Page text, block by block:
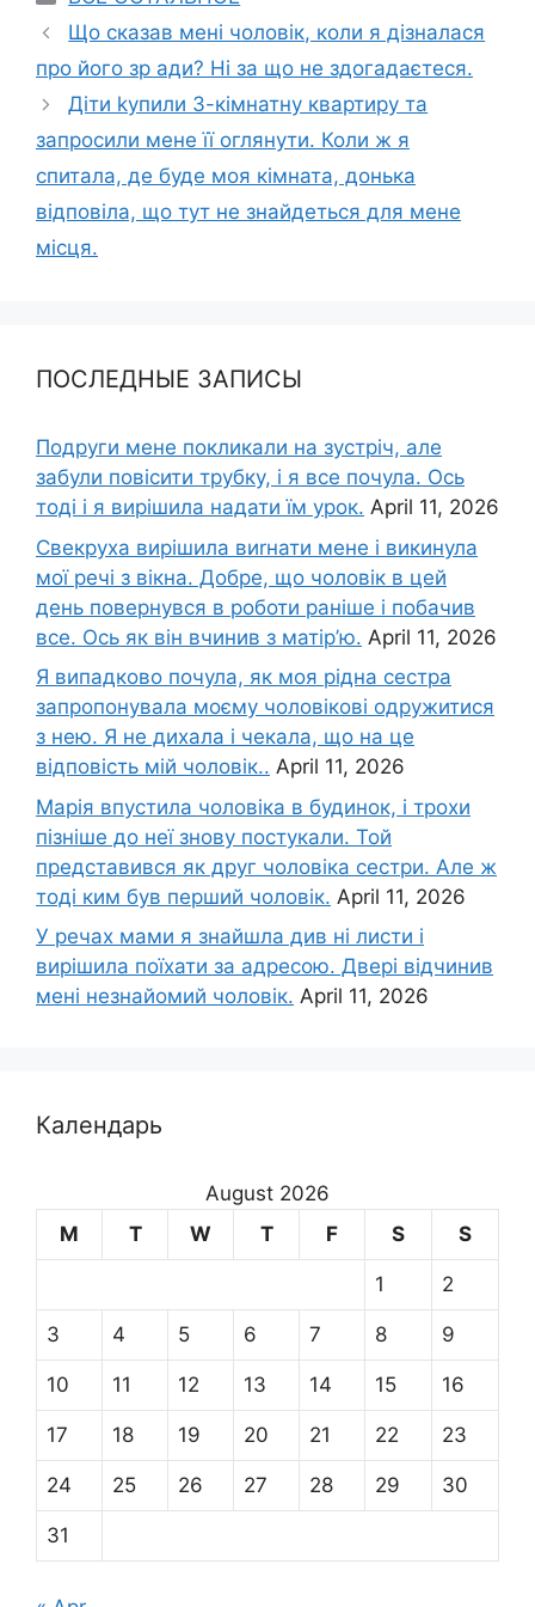
Що сказав мені чоловік, коли я дізналася
про його зр ади? Ні за що не здогадаєтеся.
Діти kупили 3-кімнатну квартиру та
запросили мене її оглянути. Коли ж я
спитала, де буде моя кімната, донька
відповіла, що тут не знайдеться для мене
місця.
ПОСЛЕДНЫЕ ЗАПИСЫ
Подруги мене покликали на зустріч, але
забули повісити трубку, і я все почула. Ось
тоді і я вирішила надати їм урок. April 11, 2026
Свекруха вирішила виrнати мене і викинула
мої речі з вікна. Добре, що чоловік в цей
день повернувся в роботи раніше і побачив
все. Ось як він вчинив з матір’ю. April 11, 2026
Я випадково почула, як моя рідна сестра
запропонувала моєму чоловікові одружитися
з нею. Я не дихала і чекала, що на це
відповість мій чоловік.. April 11, 2026
Марія впустила чоловіка в будинок, і трохи
пізніше до неї знову постукали. Той
представився як друг чоловіка сестри. Але ж
тоді ким був перший чоловік. April 11, 2026
У речах мами я знайшла див ні листи і
вирішила поїхати за адресою. Двері відчинив
мені незнайомий чоловік. April 11, 2026
Календарь
August 2026
M
T W T F S S
1 2
3 4 5 6 7 8 9
10 11 12 13 14 15 16
17 18 19 20 21 22 23
24 25 26 27 28 29 30
31